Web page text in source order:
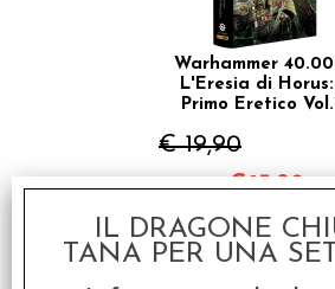
Warhammer
L'Eresia di Horus:
Primo Eretico
€ 19,90
€15,92
IL DRAGONE
TANA PER UNA